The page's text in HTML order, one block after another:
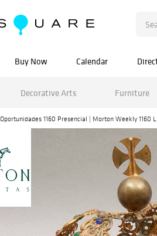
Buy Now Calendar
Decorative Arts Furniture
Oportunidades 1160 Presencial | Morton Weekly 1160